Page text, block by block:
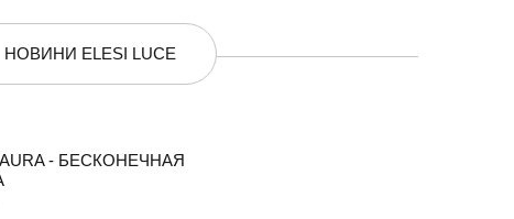
НОВИНИ ELESI LUCE
AURA - БЕСКОНЕЧНАЯ